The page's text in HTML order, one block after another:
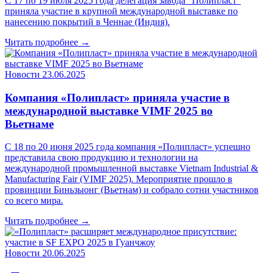
приняла участие в крупной международной выставке по
нанесению покрытий в Ченнае (Индия).
Читать подробнее →
Новости 23.06.2025
Компания «Полипласт» приняла участие в
международной выставке VIMF 2025 во
Вьетнаме
С 18 по 20 июня 2025 года компания «Полипласт» успешно
представила свою продукцию и технологии на
международной промышленной выставке Vietnam Industrial &
Manufacturing Fair (VIMF 2025). Мероприятие прошло в
провинции Биньзыонг (Вьетнам) и собрало сотни участников
со всего мира.
Читать подробнее →
Новости 20.06.2025